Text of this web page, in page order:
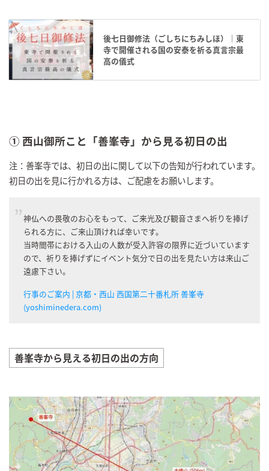
後七日御修法（ごしちにちみしほ）｜東
寺で開催される国の安泰を祈る真言宗最
高の儀式
① 西山御所こと「善峯寺」から見る初日の出
注：善峯寺では、初日の出に関して以下の告知が行われています。
初日の出を見に行かれる方は、ご配慮をお願いします。
神仏への畏敬のお心をもって、ご来光及び観音さまへ祈りを捧げ
られる方に、ご来山頂ければ幸いです。
当時間帯における入山の人数が受入許容の限界に近づいています
ので、祈りを捧げずにイベント気分で日の出を見たい方は来山ご
遠慮下さい。
行事のご案内 | 京都・西山 西国第二十番札所 善峯寺
(yoshiminedera.com)
善峯寺から見える初日の出の方向